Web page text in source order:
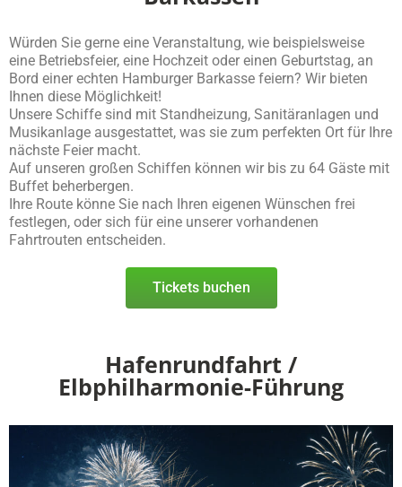
Würden Sie gerne eine Veranstaltung, wie beispielsweise
eine Betriebsfeier, eine Hochzeit oder einen Geburtstag, an
Bord einer echten Hamburger Barkasse feiern? Wir bieten
Ihnen diese Möglichkeit!
Unsere Schiffe sind mit Standheizung, Sanitäranlagen und
Musikanlage ausgestattet, was sie zum perfekten Ort für Ihre
nächste Feier macht.
Auf unseren großen Schiffen können wir bis zu 64 Gäste mit
Buffet beherbergen.
Ihre Route könne Sie nach Ihren eigenen Wünschen frei
festlegen, oder sich für eine unserer vorhandenen
Fahrtrouten entscheiden.
Tickets buchen
Hafenrundfahrt /
Elbphilharmonie-Führung